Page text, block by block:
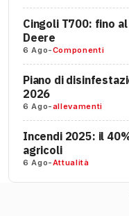
Cingoli T700: fino
Deere
6 Ago-Componenti
Piano di
2026
6 Ago-allevamenti
Incendi 2025: il
agricoli
6 Ago-Attualità